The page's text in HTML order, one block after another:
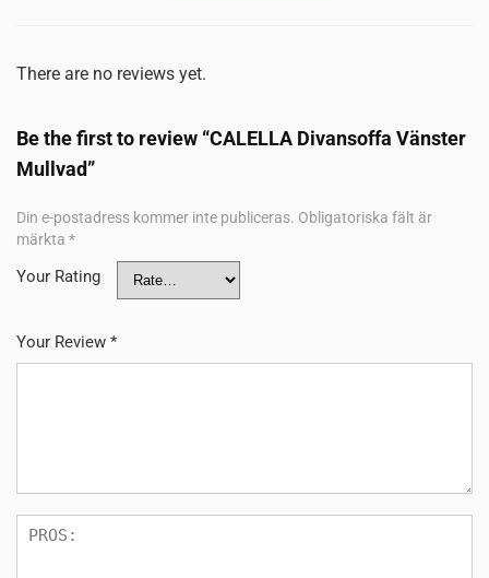
There are no reviews yet.
Be the first to review “CALELLA Divansoffa Vänster
Mullvad”
Din e-postadress kommer inte publiceras. Obligatoriska fält är
märkta *
Your Rating
Your Review *